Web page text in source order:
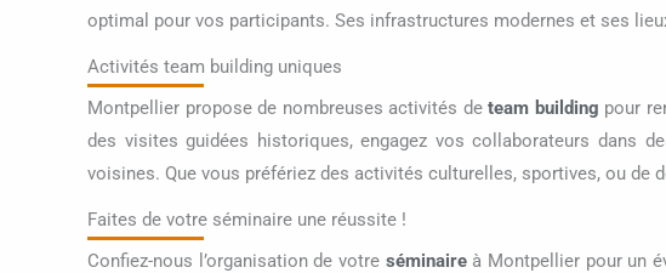
optimal pour vos participants. Ses infrastructures modernes et ses
Activités team building uniques
Montpellier propose de nombreuses activités de team building pour
des visites guidées historiques, engagez vos collaborateurs dans
voisines. Que vous préfériez des activités culturelles, sportives, ou
Faites de votre séminaire une réussite !
Confiez-nous l’organisation de votre séminaireà Montpellier pour un